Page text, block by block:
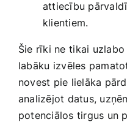
attiecību
klientiem.
Šie rīki ne⁣ tikai
labāku⁤ izvēles
novest pie lielāka
analizējot datus,
potenciālos tirgus un